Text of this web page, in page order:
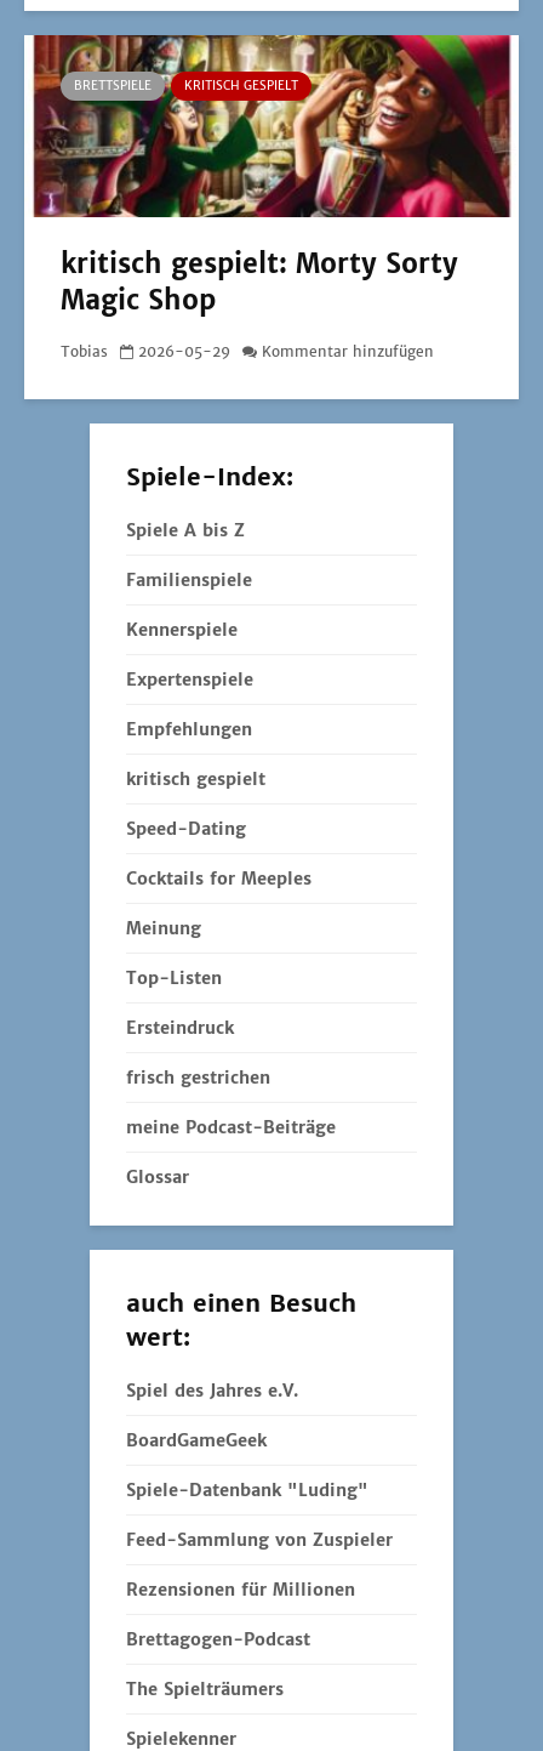
BRETTSPIELE KRITISCH GESPIELT
kritisch gespielt: Morty Sorty
Magic Shop
Tobias 2026-05-29 Kommentar hinzufügen
Spiele-Index:
Spiele A bis Z
Familienspiele
Kennerspiele
Expertenspiele
Empfehlungen
kritisch gespielt
Speed-Dating
Cocktails for Meeples
Meinung
Top-Listen
Ersteindruck
frisch gestrichen
meine Podcast-Beiträge
Glossar
auch einen Besuch
wert:
Spiel des Jahres e.V.
BoardGameGeek
Spiele-Datenbank "Luding"
Feed-Sammlung von Zuspieler
Rezensionen für Millionen
Brettagogen-Podcast
The Spielträumers
Spielekenner